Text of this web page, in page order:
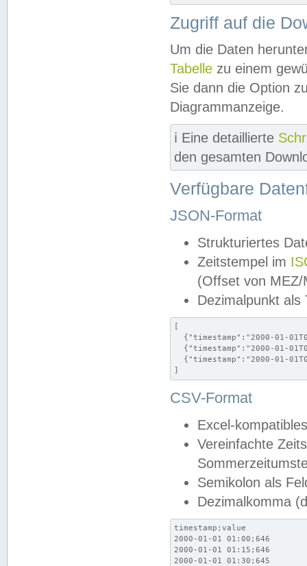
Zugriff auf die
Um die Daten
Tabelle zu einem
Sie dann die Option
Diagrammanzeige.
ℹ️ Eine detaillierte
den gesamten
Verfügbare
JSON-Format
Strukturiertes
Zeitstempel im
(Offset von MEZ/
Dezimalpunkt als
[
{"timestamp":"2000-01-
{"timestamp":"2000-01-
{"timestamp":"2000-01-
]
CSV-Format
Excel-
Vereinfachte
Semikolon als
Dezimalkomma
timestamp;value
2000-01-01 01:00;646
2000-01-01 01:15;646
2000-01-01 01:30;645